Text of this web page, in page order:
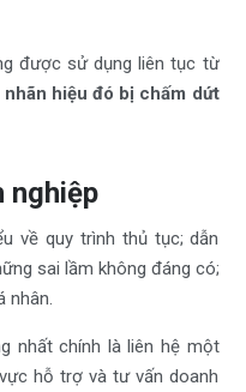
được sử dụng liên tục từ
hiệu đó bị chấm dứt
nghiệp
về quy trình thủ tục; dẫn
sai lầm không đáng có;
nhân.
nhất chính là liên hệ một
hỗ trợ và tư vấn doanh